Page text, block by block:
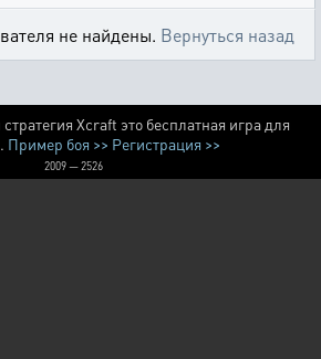
не найдены. Вернуться назад
Xcraft это бесплатная игра для
Пример боя >> Регистрация >>
2009 — 2526